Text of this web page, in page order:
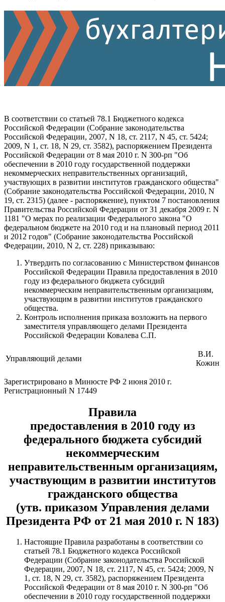
В соответствии со статьей 78.1 Бюджетного кодекса
Российской Федерации (Собрание законодательства
Российской Федерации, 2007, N 18, ст. 2117, N 45, ст. 5424;
2009, N 1, ст. 18, N 29, ст. 3582), распоряжением Президента
Российской Федерации от 8 мая 2010 г. N 300-рп "Об
обеспечении в 2010 году государственной поддержки
некоммерческих неправительственных организаций,
участвующих в развитии институтов гражданского общества"
(Собрание законодательства Российской Федерации, 2010, N
19, ст. 2315) (далее - распоряжение), пунктом 7 постановления
Правительства Российской Федерации от 31 декабря 2009 г. N
1181 "О мерах по реализации Федерального закона "О
федеральном бюджете на 2010 год и на плановый период 2011
и 2012 годов" (Собрание законодательства Российской
Федерации, 2010, N 2, ст. 228) приказываю:
Утвердить по согласованию с Министерством финансов
Российской Федерации Правила предоставления в 2010
году из федерального бюджета субсидий
некоммерческим неправительственным организациям,
участвующим в развитии институтов гражданского
общества.
Контроль исполнения приказа возложить на первого
заместителя управляющего делами Президента
Российской Федерации Ковалева С.П.
Управляющий делами
В.И.
Кожин
Зарегистрировано в Минюсте РФ 2 июня 2010 г.
Регистрационный N 17449
Правила
предоставления в 2010 году из
федерального бюджета субсидий
некоммерческим
неправительственным организациям,
участвующим в развитии институтов
гражданского общества
(утв. приказом Управления делами
Президента РФ от 21 мая 2010 г. N 183)
Настоящие Правила разработаны в соответствии со
статьей 78.1 Бюджетного кодекса Российской
Федерации (Собрание законодательства Российской
Федерации, 2007, N 18, ст. 2117, N 45, ст. 5424; 2009, N
1, ст. 18, N 29, ст. 3582), распоряжением Президента
Российской Федерации от 8 мая 2010 г. N 300-рп "Об
обеспечении в 2010 году государственной поддержки